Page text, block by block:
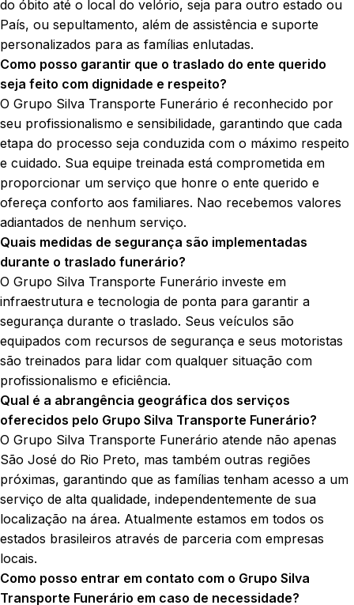
do óbito até o local do velório, seja para outro estado ou
País, ou sepultamento, além de assistência e suporte
personalizados para as famílias enlutadas.
Como posso garantir que o traslado do ente querido
seja feito com dignidade e respeito?
O Grupo Silva Transporte Funerário é reconhecido por
seu profissionalismo e sensibilidade, garantindo que cada
etapa do processo seja conduzida com o máximo respeito
e cuidado. Sua equipe treinada está comprometida em
proporcionar um serviço que honre o ente querido e
ofereça conforto aos familiares. Nao recebemos valores
adiantados de nenhum serviço.
Quais medidas de segurança são implementadas
durante o traslado funerário?
O Grupo Silva Transporte Funerário investe em
infraestrutura e tecnologia de ponta para garantir a
segurança durante o traslado. Seus veículos são
equipados com recursos de segurança e seus motoristas
são treinados para lidar com qualquer situação com
profissionalismo e eficiência.
Qual é a abrangência geográfica dos serviços
oferecidos pelo Grupo Silva Transporte Funerário?
O Grupo Silva Transporte Funerário atende não apenas
São José do Rio Preto, mas também outras regiões
próximas, garantindo que as famílias tenham acesso a um
serviço de alta qualidade, independentemente de sua
localização na área. Atualmente estamos em todos os
estados brasileiros através de parceria com empresas
locais.
Como posso entrar em contato com o Grupo Silva
Transporte Funerário em caso de necessidade?